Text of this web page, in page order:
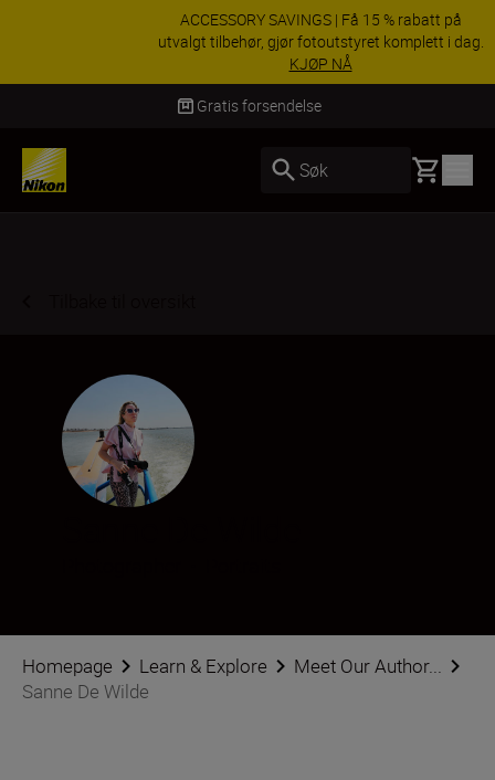
ACCESSORY SAVINGS | Få 15 % rabatt på
utvalgt tilbehør, gjør fotoutstyret komplett i dag.
Levering innen 3–6 virkedager
Søk Basket
Homepage Learn & Explore
Meet Our Author...
Sanne De Wilde